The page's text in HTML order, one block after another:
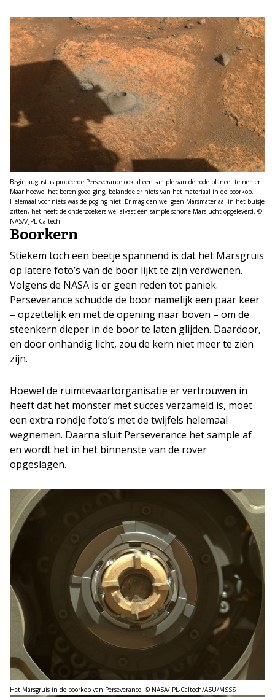
Begin augustus probeerde Perseverance ook al een sample van de rode planeet te nemen.
Maar hoewel het boren goed ging, belandde er niets van het materiaal in de boorkop.
Helemaal voor niets was de poging niet. Er mag dan wel geen Marsmateriaal in het buisje
zitten, het heeft de onderzoekers wel alvast een sample schone Marslucht opgeleverd. ©
NASA/JPL-Caltech
Boorkern
Stiekem toch een beetje spannend is dat het Marsgruis
op latere foto’s van de boor lijkt te zijn verdwenen.
Volgens de NASA is er geen reden tot paniek.
Perseverance schudde de boor namelijk een paar keer
– opzettelijk en met de opening naar boven – om de
steenkern dieper in de boor te laten glijden. Daardoor,
en door onhandig licht, zou de kern niet meer te zien
zijn.
Hoewel de ruimtevaartorganisatie er vertrouwen in
heeft dat het monster met succes verzameld is, moet
een extra rondje foto’s met de twijfels helemaal
wegnemen. Daarna sluit Perseverance het sample af
en wordt het in het binnenste van de rover
opgeslagen.
Het Marsgruis in de boorkop van Perseverance. © NASA/JPL-Caltech/ASU/MSSS